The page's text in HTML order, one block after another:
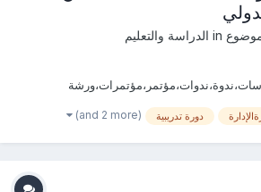
الدراسة والتعليم
، الجودة،منظومة، المؤتمرات والمعارض،
دورة تدريبية (and 2 more)